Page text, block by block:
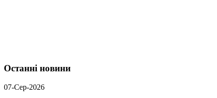
Останні новини
07-Сер-2026